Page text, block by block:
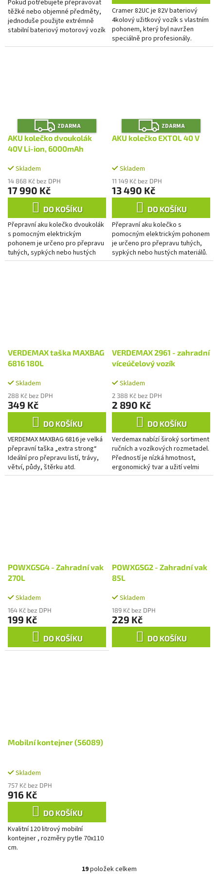
5
hvězdiček.
Pokud potřebujete přepravovat
těžké nebo objemné předměty,
jednoduše použijte extrémně
stabilní bateriový motorový vozík
velmi robustní...
Cramer 82UC je 82V bateriový
4kolový užitkový vozík s vlastním
pohonem, který byl navržen
speciálně pro profesionály.
Nabízí výjimečnou odolnost a
Z
D
A
R
M
ZDARMA
AKU kolečko dvoukolák
40V Li-ion, 6000mAh
Skladem
14 868 Kč bez DPH
17 990 Kč
DO KOŠÍKU
Přepravní aku kolečko dvoukolák
s pomocným elektrickým
pohonem je určeno pro přepravu
tuhých, sypkých nebo hustých
materiálů. Díky elektrickému
Z
D
A
R
ZDARMA
AKU kolečko EXTOL 40 V
Skladem
11 149 Kč bez DPH
13 490 Kč
DO KOŠÍKU
Přepravní aku kolečko s
pomocným elektrickým pohonem
je určeno pro přepravu tuhých,
sypkých nebo hustých materiálů.
Díky elektrickému pohonu se
VERDEMAX taška MAXBAG
6816 180L
Skladem
288 Kč bez DPH
349 Kč
DO KOŠÍKU
VERDEMAX MAXBAG 6816 je velká
přepravní taška „extra strong“
Ideální pro přepravu listí, trávy,
větví, půdy, štěrku atd.
VERDEMAX 2961 - zahradní
víceúčelový vozík
Skladem
2 388 Kč bez DPH
2 890 Kč
DO KOŠÍKU
Verdemax nabízí široký sortiment
ručních a vozíkových rozmetadel.
Předností je nízká hmotnost,
ergonomický tvar a užití velmi
kvalitních materiálů.
POWXGSG4 - Zahradní vak
270L
Skladem
164 Kč bez DPH
199 Kč
DO KOŠÍKU
POWXGSG2 - Zahradní vak
85L
Skladem
189 Kč bez DPH
229 Kč
DO KOŠÍKU
Mobilní kontejner (56089)
Skladem
757 Kč bez DPH
916 Kč
DO KOŠÍKU
Kvalitní 120 litrový mobilní
kontejner , rozměry pytle 70x110
cm.
19položek celkem